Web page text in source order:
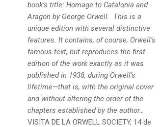
book’s title: Homage to Catalonia and
Aragon by George Orwell.
This is a
unique edition with several distinctive
features. It contains, of course, Orwell’s
famous text, but reproduces the first
edition of the work exactly as it was
published in 1938, during Orwell’s
lifetime—that is, with the original cover
and without altering the order of the
chapters established by the author…
VISITA DE LA ORWELL SOCIETY, 14 de